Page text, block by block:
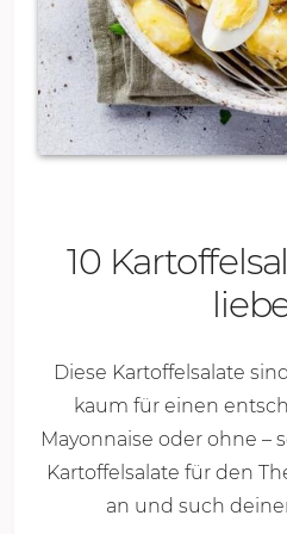
10
Diese Kartoffelsalate
kaum für einen
Mayonnaise oder ohne –
Kartoffelsalate für den
an und such